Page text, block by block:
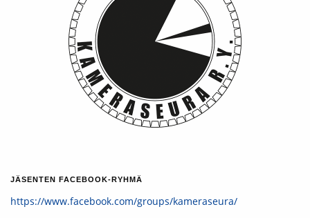
JÄSENTEN FACEBOOK-RYHMÄ
https://www.facebook.com/groups/kameraseura/